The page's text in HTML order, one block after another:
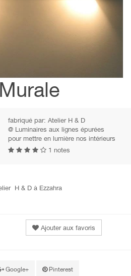
fabriqué par:Atelier H & D
@ Luminaires aux lignes épurées
pour mettre en lumière nos intérieurs
1 notes
H & D à Ezzahra
Ajouter aux favoris
Google+ Pinterest